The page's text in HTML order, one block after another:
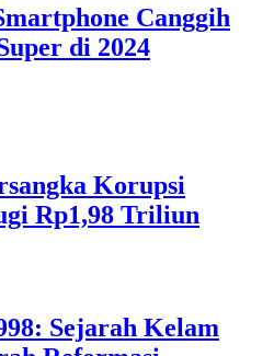
Canggih
di 2024
Korupsi
Rp1,98 Triliun
Sejarah Kelam